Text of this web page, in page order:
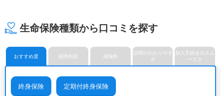
みどり生命保険株式会社 明治安田生命保険相互会社
メットライフ生命保険株式会
メディケア生命保険株式会社 楽天生命保険株式会社
生命保険種類から口コミを探す
おすすめ度 保障内容 保険料
説明のわかりやす
さ
加入手続きのスム
ーズさ
終身保険 定期付終身保険